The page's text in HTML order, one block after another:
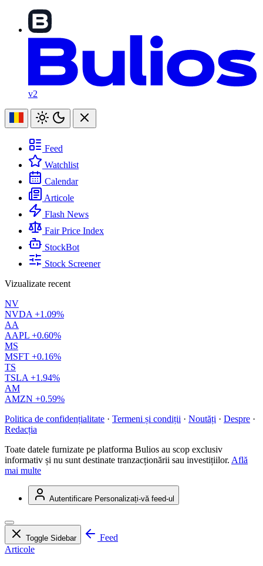
v2
Feed
Watchlist
Calendar
Articole
Flash News
Fair Price Index
StockBot
Stock Screener
Vizualizate recent
NV
NVDA +1.09%
AA
AAPL +0.60%
MS
MSFT +0.16%
TS
TSLA +1.94%
AM
AMZN +0.59%
Politica de confidențialitate · Termeni și condiții · Noutăți · Despre ·
Redacția
Toate datele furnizate pe platforma Bulios au scop exclusiv
informativ și nu sunt destinate tranzacționării sau investițiilor. Află
mai multe
Autentificare Personalizați-vă feed-ul
Toggle Sidebar
Feed
Articole